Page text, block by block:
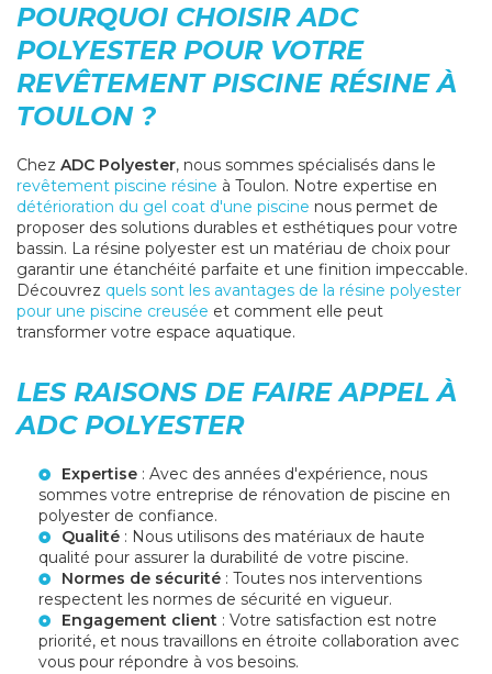
POURQUOI CHOISIR ADC
POLYESTER POUR VOTRE
REVÊTEMENT PISCINE RÉSINE À
TOULON ?
Chez ADC Polyester, nous sommes spécialisés dans le
revêtement piscine résine à Toulon. Notre expertise en
détérioration du gel coat d'une piscine nous permet de
proposer des solutions durables et esthétiques pour votre
bassin. La résine polyester est un matériau de choix pour
garantir une étanchéité parfaite et une finition impeccable.
Découvrez quels sont les avantages de la résine polyester
pour une piscine creusée et comment elle peut
transformer votre espace aquatique.
LES RAISONS DE FAIRE APPEL À
ADC POLYESTER
Expertise : Avec des années d'expérience, nous
sommes votre entreprise de rénovation de piscine en
polyester de confiance.
Qualité : Nous utilisons des matériaux de haute
qualité pour assurer la durabilité de votre piscine.
Normes de sécurité : Toutes nos interventions
respectent les normes de sécurité en vigueur.
Engagement client : Votre satisfaction est notre
priorité, et nous travaillons en étroite collaboration avec
vous pour répondre à vos besoins.